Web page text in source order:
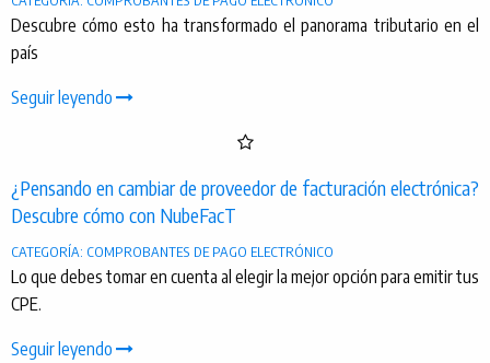
Descubre cómo esto ha transformado el panorama tributario en el
país
Seguir leyendo
¿Pensando en cambiar de proveedor de facturación electrónica?
Descubre cómo con NubeFacT
CATEGORÍA: COMPROBANTES DE PAGO ELECTRÓNICO
Lo que debes tomar en cuenta al elegir la mejor opción para emitir tus
CPE.
Seguir leyendo